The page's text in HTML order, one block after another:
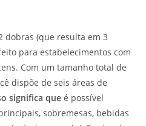
dobras (que resulta em 3
para estabelecimentos com
Com um tamanho total de
dispõe de seis áreas de
significa que é possível
sobremesas, bebidas